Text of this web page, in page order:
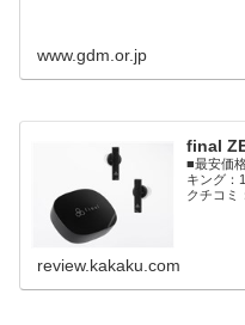
www.gdm.or.jp
final
■最安価
キング
クチコミ
review.kakaku.com